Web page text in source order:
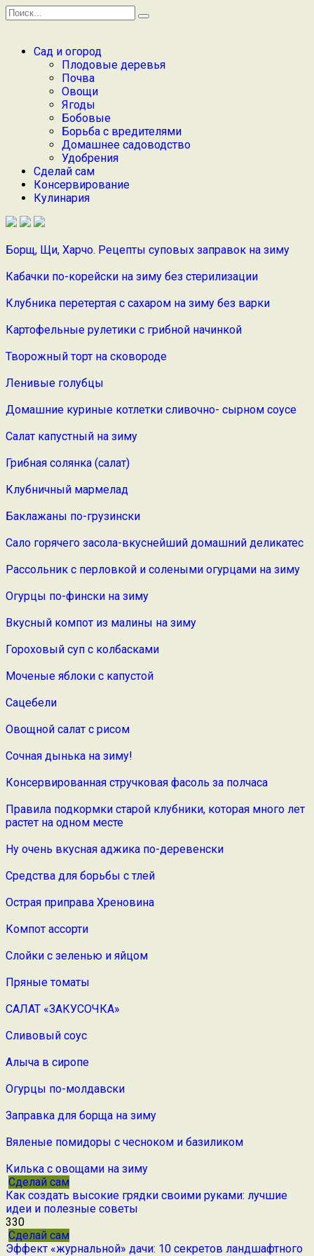
Перейти
к
Search
for:
Сад и огород
Плодовые деревья
Почва
Овощи
Ягоды
Бобовые
Борьба с вредителями
Домашнее садоводство
Удобрения
Сделай сам
Консервирование
Кулинария
Борщ, Щи, Харчо. Рецепты суповых заправок на зиму
Кабачки по-корейски на зиму без стерилизации
Клубника перетертая с сахаром на зиму без варки
Картофельные рулетики с грибной начинкой
Творожный торт на сковороде
Ленивые голубцы
Домашние куриные котлетки сливочно- сырном соусе
Салат капустный на зиму
Грибная солянка (салат)
Клубничный мармелад
Баклажаны по-грузински
Сало горячего засола-вкуснейший домашний деликатес
Рассольник с перловкой и солеными огурцами на зиму
Огурцы по-фински на зиму
Вкусный компот из малины на зиму
Гороховый суп с колбасками
Моченые яблоки с капустой
Сацебели
Овощной салат с рисом
Сочная дынька на зиму!
Консервированная стручковая фасоль за полчаса
Правила подкормки старой клубники, которая много лет
растет на одном месте
Ну очень вкусная аджика по-деревенски
Средства для борьбы с тлей
Острая приправа Хреновина
Компот ассорти
Слойки с зеленью и яйцом
Пряные томаты
САЛАТ «ЗАКУСОЧКА»
Сливовый соус
Алыча в сиропе
Огурцы по-молдавски
Заправка для борща на зиму
Вяленые помидоры с чесноком и базиликом
Килька с овощами на зиму
Сделай сам
Как создать высокие грядки своими руками: лучшие
идеи и полезные советы
330
Сделай сам
Эффект «журнальной» дачи: 10 секретов ландшафтного